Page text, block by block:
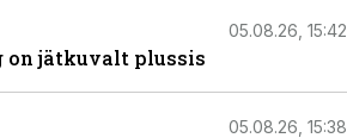
05.08.26, 15:42
on jätkuvalt plussis
05.08.26, 15:38